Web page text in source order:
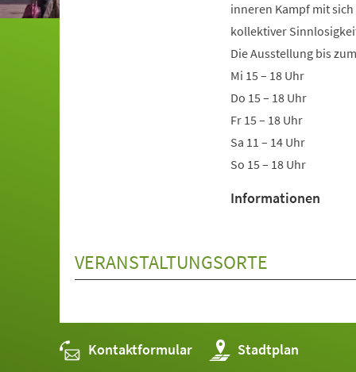
inneren Kampf mit
kollektiver
Die Ausstellung bis
Mi 15 – 18 Uhr
Do 15 – 18 Uhr
Fr 15 – 18 Uhr
Sa 11 – 14 Uhr
So 15 – 18 Uhr
Informationen
VERANSTALTUNGSORTE
Kontaktformular Stadtplan
(Öffnet
in